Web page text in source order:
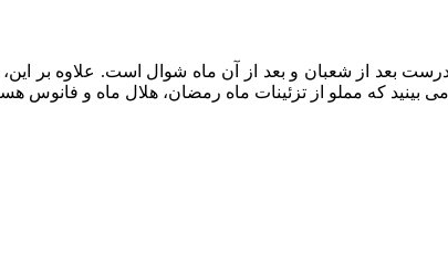
بعد از شعبان و بعد از آن ماه شوال است. علاوه بر این،
که مملو از تزئینات ماه رمضان، هلال ماه و فانوس